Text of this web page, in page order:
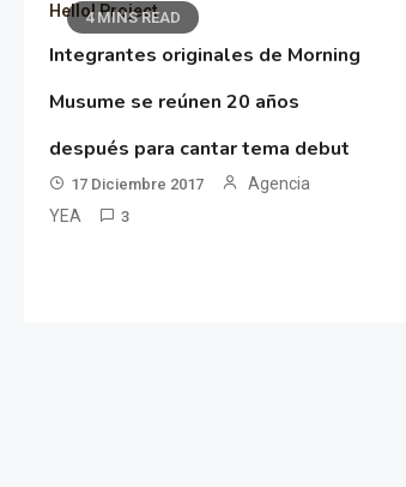
4 MINS READ
Hello! Project
Integrantes originales de Morning
Musume se reúnen 20 años
después para cantar tema debut
17 Diciembre 2017
Agencia
YEA
3